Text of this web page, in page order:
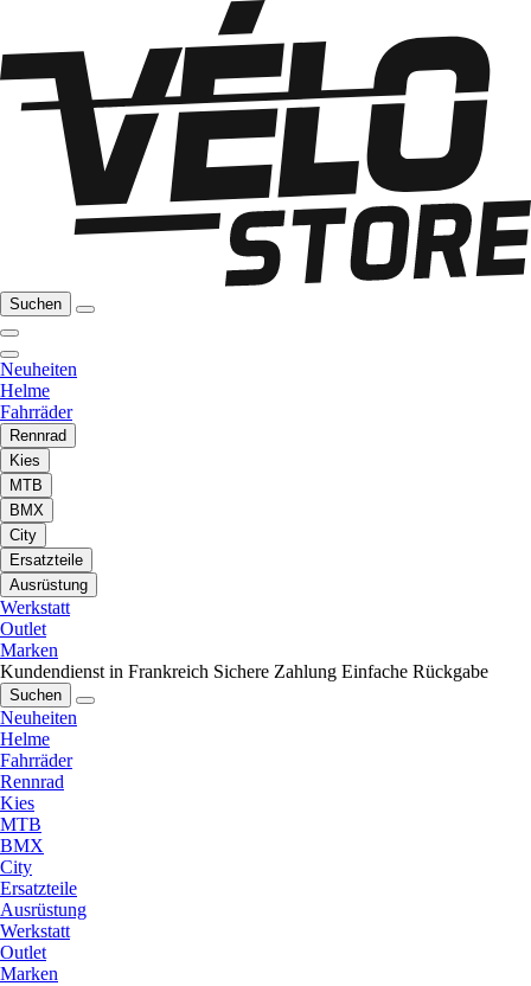
Suchen
Neuheiten
Helme
Fahrräder
Rennrad
Kies
MTB
BMX
City
Ersatzteile
Ausrüstung
Werkstatt
Outlet
Marken
Kundendienst in Frankreich Sichere Zahlung Einfache Rückgabe
Suchen
Neuheiten
Helme
Fahrräder
Rennrad
Kies
MTB
BMX
City
Ersatzteile
Ausrüstung
Werkstatt
Outlet
Marken